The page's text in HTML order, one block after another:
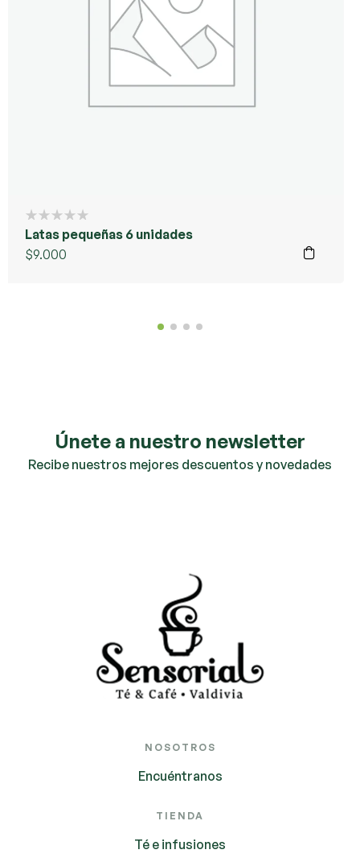
Latas pequeñas 6 unidades
$9.000
Únete a nuestro newsletter
Recibe nuestros mejores descuentos y novedades
NOSOTROS
Encuéntranos
TIENDA
Té e infusiones